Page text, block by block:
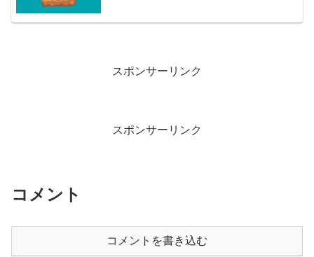
スポンサーリンク
スポンサーリンク
コメント
コメントを書き込む